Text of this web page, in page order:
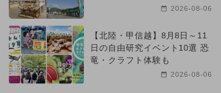
2026-08-06
【北陸・甲信越】8月8日～11
日の自由研究イベント10選 恐
竜・クラフト体験も
2026-08-06